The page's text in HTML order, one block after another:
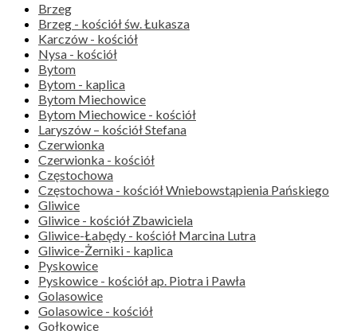
Brzeg
Brzeg - kościół św. Łukasza
Karczów - kościół
Nysa - kościół
Bytom
Bytom - kaplica
Bytom Miechowice
Bytom Miechowice - kościół
Laryszów – kościół Stefana
Czerwionka
Czerwionka - kościół
Częstochowa
Częstochowa - kościół Wniebowstąpienia Pańskiego
Gliwice
Gliwice - kościół Zbawiciela
Gliwice-Łabędy - kościół Marcina Lutra
Gliwice-Żerniki - kaplica
Pyskowice
Pyskowice - kościół ap. Piotra i Pawła
Golasowice
Golasowice - kościół
Gołkowice